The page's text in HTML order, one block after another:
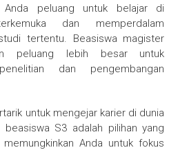
Anda peluang untuk belajar di
dan memperdalam
tertentu. Beasiswa magister
peluang lebih besar untuk
dan pengembangan
untuk mengejar karier di dunia
beasiswa S3 adalah pilihan yang
Anda untuk fokus